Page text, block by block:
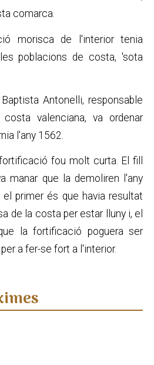
comarca.
morisca de l'interior tenia
poblacions de costa, 'sota
Antonelli, responsable
valenciana, va ordenar
l'any 1562.
fou molt curta. El fill
manar que la demoliren l'any
primer és que havia resultat
de la costa per estar lluny i, el
la fortificació poguera ser
a fer-se fort a l'interior.